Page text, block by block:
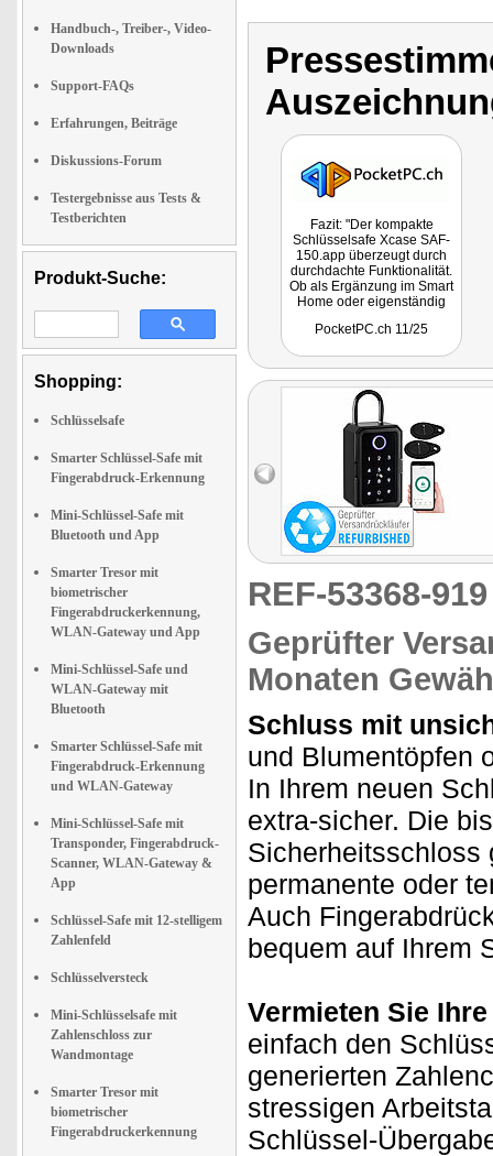
Handbuch-, Treiber-, Video-
Downloads
Support-FAQs
Erfahrungen, Beiträge
Diskussions-Forum
Testergebnisse aus Tests &
Testberichten
Produkt-Suche:
Shopping:
Schlüsselsafe
Smarter Schlüssel-Safe mit
Fingerabdruck-Erkennung
Mini-Schlüssel-Safe mit
Bluetooth und App
Smarter Tresor mit
biometrischer
Fingerabdruckerkennung,
WLAN-Gateway und App
Mini-Schlüssel-Safe und
WLAN-Gateway mit
Bluetooth
Smarter Schlüssel-Safe mit
Fingerabdruck-Erkennung
und WLAN-Gateway
Mini-Schlüssel-Safe mit
Transponder, Fingerabdruck-
Scanner, WLAN-Gateway &
App
Schlüssel-Safe mit 12-stelligem
Zahlenfeld
Schlüsselversteck
Mini-Schlüsselsafe mit
Zahlenschloss zur
Wandmontage
Smarter Tresor mit
biometrischer
Fingerabdruckerkennung
Fazit: "Der kompakte
Schlüsselsafe Xcase SAF-
150.app überzeugt durch
durchdachte Funktionalität.
Ob als Ergänzung im Smart
Home oder eigenständig
ideal geeignet für
Notfalllösung. Zahlencodes
mit unterschiedlicher
Gültigkeit lassen sich
bequem und
ausschliesslich per App
einrichten. Über Bluetooth
oder via Gateway kann der
Tresor auch aus der Ferne
entsperrt werden - ganz
ohne physischen Schlüssel
oder ständige
Cloudverbindung."
PocketPC.ch 11/25
REF-53368-
Geprüfter
Monaten
Schluss mit
und Blumentöpfen
In Ihrem neuen
extra-sicher. Die
Sicherheitsschloss
permanente oder
Auch
bequem auf Ihrem
Vermieten Sie
einfach den
generierten
stressigen
Schlüssel-